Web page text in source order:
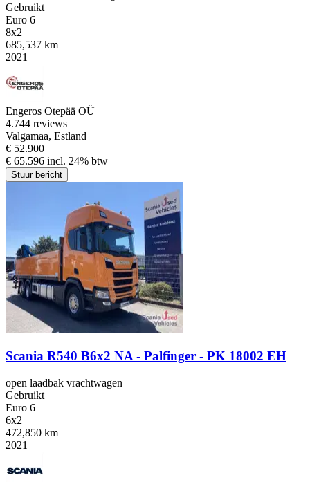
Gebruikt
Euro 6
8x2
685,537 km
2021
Engeros Otepää OÜ
4.744 reviews
Valgamaa, Estland
€ 52.900
€ 65.596 incl. 24% btw
Stuur bericht
Scania R540 B6x2 NA - Palfinger - PK 18002 EH
open laadbak vrachtwagen
Gebruikt
Euro 6
6x2
472,850 km
2021